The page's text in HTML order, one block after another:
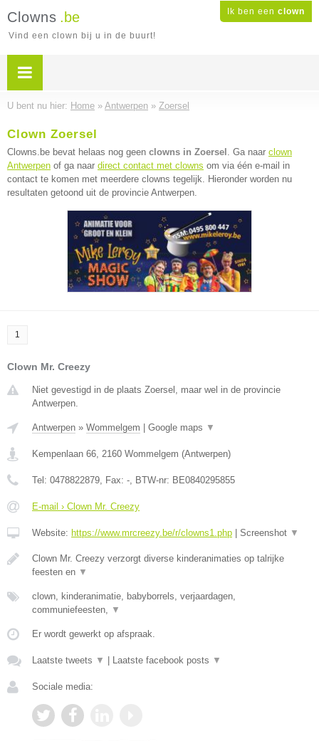
Ik ben een clown
Clowns .be
Vind een clown bij u in de buurt!
U bent nu hier: Home » Antwerpen » Zoersel
Clown Zoersel
Clowns.be bevat helaas nog geen clowns in Zoersel . Ga naar clown
Antwerpen of ga naar direct contact met clowns om via één e-mail in
contact te komen met meerdere clowns tegelijk. Hieronder worden nu
resultaten getoond uit de provincie Antwerpen.
1
Clown Mr. Creezy
Niet gevestigd in de plaats Zoersel, maar wel in de provincie
Antwerpen.
Antwerpen » Wommelgem Google maps ▼
Kempenlaan 66, 2160 Wommelgem (Antwerpen)
Tel: 0478822879, Fax: -, BTW-nr: BE0840295855
E-mail › Clown Mr. Creezy
Website: https://www.mrcreezy.be/r/clowns1.php Screenshot ▼
Clown Mr. Creezy verzorgt diverse kinderanimaties op talrijke
feesten en ▼
clown, kinderanimatie, babyborrels, verjaardagen,
communiefeesten, ▼
Er wordt gewerkt op afspraak.
Laatste tweets ▼ Laatste facebook posts ▼
Sociale media: